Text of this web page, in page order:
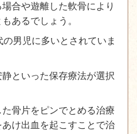
合や遊離した軟骨により
あるでしょう。
男児に多いとされていま
といった保存療法が選択
骨片をピンでとめる治療
け出血を起こすことで治